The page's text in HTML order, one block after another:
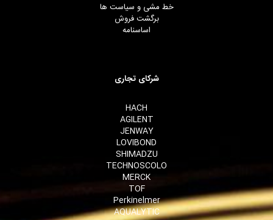
خط مشی و سیاست ها
برگشت فروش
اساسنامه
شرکای تجاری
HACH
AGILENT
JENWAY
LOVIBOND
SHIMADZU
TECHNOSCOLO
MERCK
TOF
Perkinelmer
AQUALYTIC